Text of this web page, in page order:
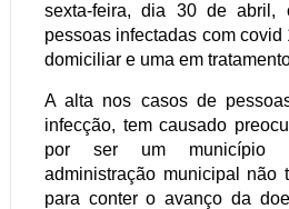
sexta-feira, dia 30 de abril,
pessoas infectadas com covid
domiciliar e uma em
A alta nos casos de
infecção, tem causado
por ser um município
administração municipal não
para conter o avanço da